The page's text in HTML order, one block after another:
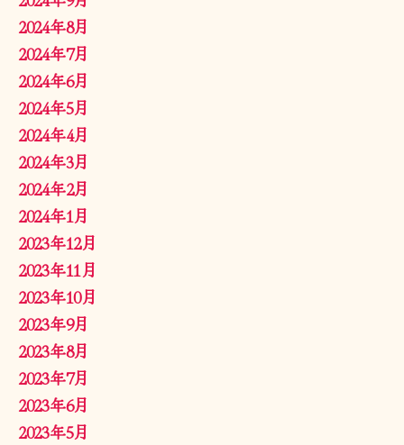
2024年8月
2024年7月
2024年6月
2024年5月
2024年4月
2024年3月
2024年2月
2024年1月
2023年12月
2023年11月
2023年10月
2023年9月
2023年8月
2023年7月
2023年6月
2023年5月